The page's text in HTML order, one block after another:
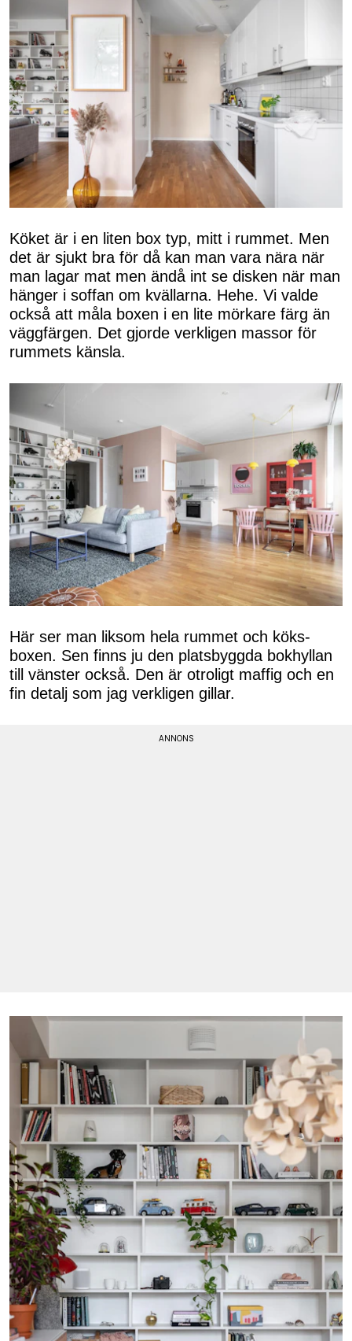
Köket är i en liten box typ, mitt i rummet. Men
det är sjukt bra för då kan man vara nära när
man lagar mat men ändå int se disken när man
hänger i soffan om kvällarna. Hehe. Vi valde
också att måla boxen i en lite mörkare färg än
väggfärgen. Det gjorde verkligen massor för
rummets känsla.
Här ser man liksom hela rummet och köks-
boxen. Sen finns ju den platsbyggda bokhyllan
till vänster också. Den är otroligt maffig och en
fin detalj som jag verkligen gillar.